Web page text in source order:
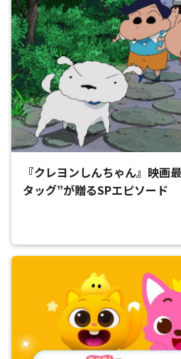
『クレヨンしんちゃん』映画
タッグ”が贈るSPエピソード